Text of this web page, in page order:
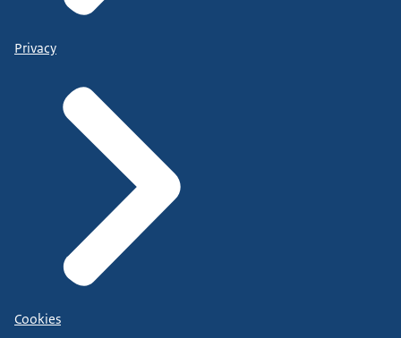
Privacy
Cookies